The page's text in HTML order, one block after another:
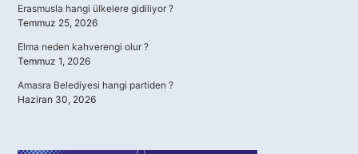
Erasmusla hangi ülkelere gidiliyor ?
Temmuz 25, 2026
Elma neden kahverengi olur ?
Temmuz 1, 2026
Amasra Belediyesi hangi partiden ?
Haziran 30, 2026